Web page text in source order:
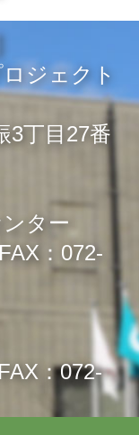
ジェクト
3丁目27番
ター
：072-
：072-